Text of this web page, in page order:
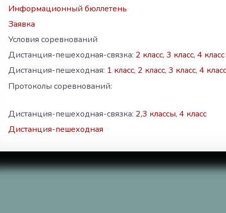
Информационный бюллетень
Заявка
Условия соревнований
Дистанция-пешеходная-связка: 2 класс, 3 класс, 4 класс
Дистанция-пешеходная: 1 класс, 2 класс, 3 класс, 4 класс
Протоколы соревнований:
Дистанция-пешеходная-связка: 2,3 классы, 4 класс
Дистанция-пешеходная